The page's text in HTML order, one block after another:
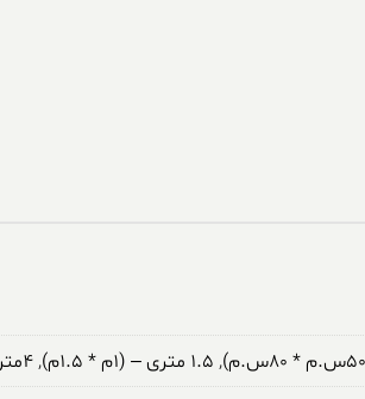
, ۱.۵ متری – (۱م * ۱.۵م) ,۴متری – (۱.۵م * ۲.۲۵م)